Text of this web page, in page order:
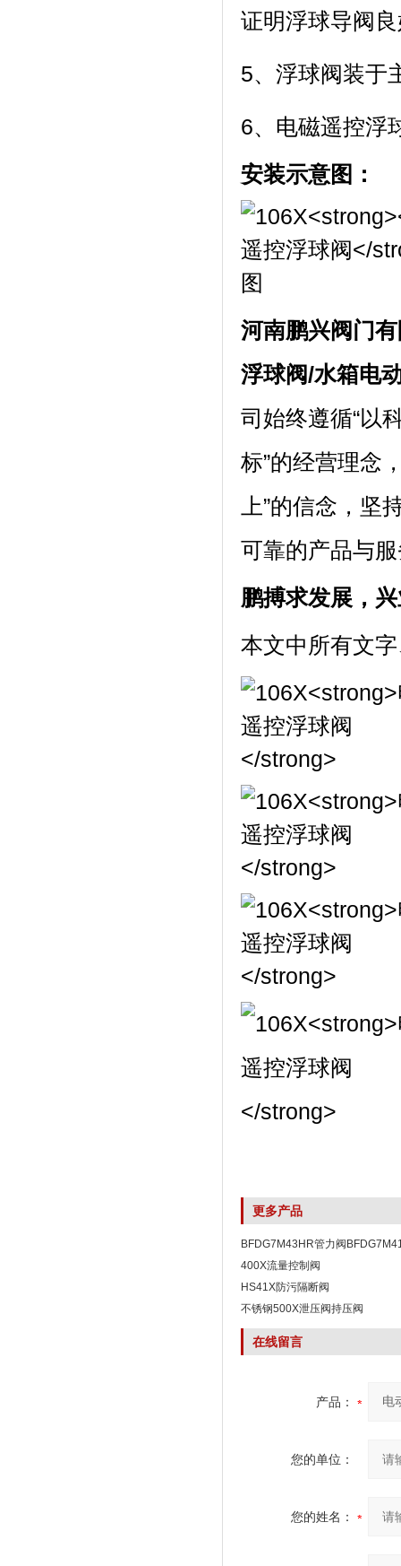
证明浮球导阀
5、浮球阀装于
6、电磁遥控浮
安装示意图：
河南鹏兴阀门
浮球阀/水箱电
司始终遵循“以
标”的经营理念
上”的信念，
可靠的产品与
鹏搏求发展，
本文中所有文
更多产品
BFDG7M43HR管力阀
阀
400X流量控制阀
HS41X防污隔断阀
不锈钢500X泄压阀持压阀
在线留言
产品：
您的单位：
您的姓名：